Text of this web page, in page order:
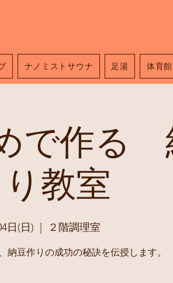
ナノミストサウナ 足湯 体育館
で作る
り教室
日(日) ２階調理室
納豆作りの成功の秘訣を伝授します。